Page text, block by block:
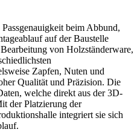
beim Abbund,
auf der Baustelle
von Holzständerware,
Zapfen, Nuten und
Qualität und Präzision. Die
welche direkt aus der 3D-
der Platzierung der
integriert sie sich